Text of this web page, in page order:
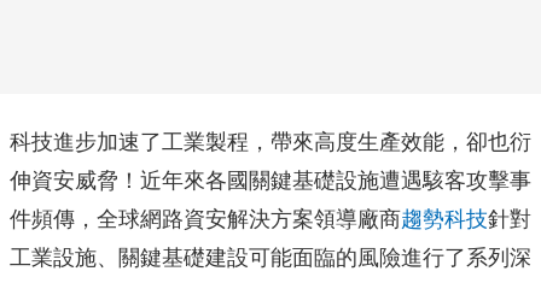
科技進步加速了工業製程，帶來高度生產效能，卻也衍
伸資安威脅！近年來各國關鍵基礎設施遭遇駭客攻擊事
件頻傳，全球網路資安解決方案領導廠商趨勢科技針對
工業設施、關鍵基礎建設可能面臨的風險進行了系列深